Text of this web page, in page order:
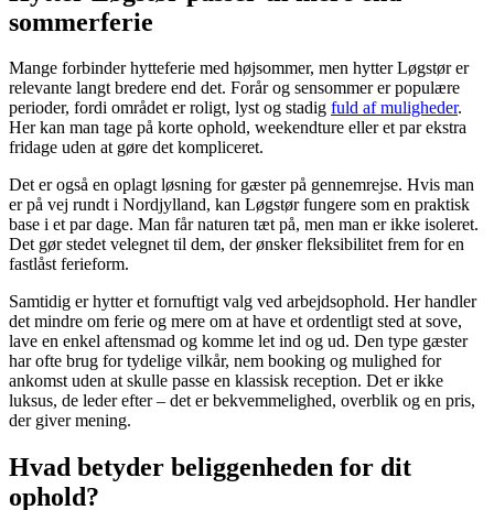
sommerferie
Mange forbinder hytteferie med højsommer, men hytter Løgstør er
relevante langt bredere end det. Forår og sensommer er populære
perioder, fordi området er roligt, lyst og stadig fuld af muligheder.
Her kan man tage på korte ophold, weekendture eller et par ekstra
fridage uden at gøre det kompliceret.
Det er også en oplagt løsning for gæster på gennemrejse. Hvis man
er på vej rundt i Nordjylland, kan Løgstør fungere som en praktisk
base i et par dage. Man får naturen tæt på, men man er ikke isoleret.
Det gør stedet velegnet til dem, der ønsker fleksibilitet frem for en
fastlåst ferieform.
Samtidig er hytter et fornuftigt valg ved arbejdsophold. Her handler
det mindre om ferie og mere om at have et ordentligt sted at sove,
lave en enkel aftensmad og komme let ind og ud. Den type gæster
har ofte brug for tydelige vilkår, nem booking og mulighed for
ankomst uden at skulle passe en klassisk reception. Det er ikke
luksus, de leder efter – det er bekvemmelighed, overblik og en pris,
der giver mening.
Hvad betyder beliggenheden for dit
ophold?